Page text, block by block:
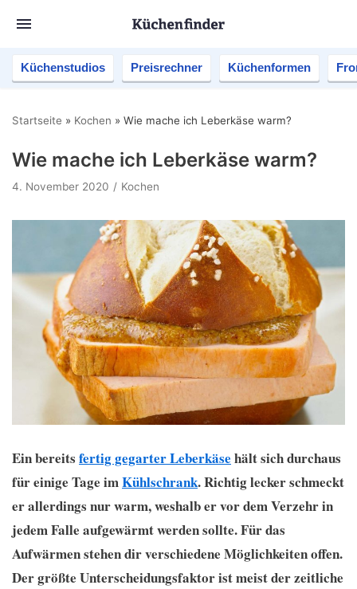
Küchenstudios Preisrechner Küchenformen
Startseite » Kochen » Wie mache ich Leberkäse warm?
Wie mache ich Leberkäse warm?
4. November 2020 Kochen
Ein bereits fertig gegarter Leberkäse hält sich durchaus
für einige Tage imKühlschrank. Richtig lecker schmeckt
er allerdings nur warm, weshalb er vor dem Verzehr in
jedem Falle aufgewärmt werden sollte. Für das
Aufwärmen stehen dir verschiedene Möglichkeiten offen.
Der größte Unterscheidungsfaktor ist meist der zeitliche